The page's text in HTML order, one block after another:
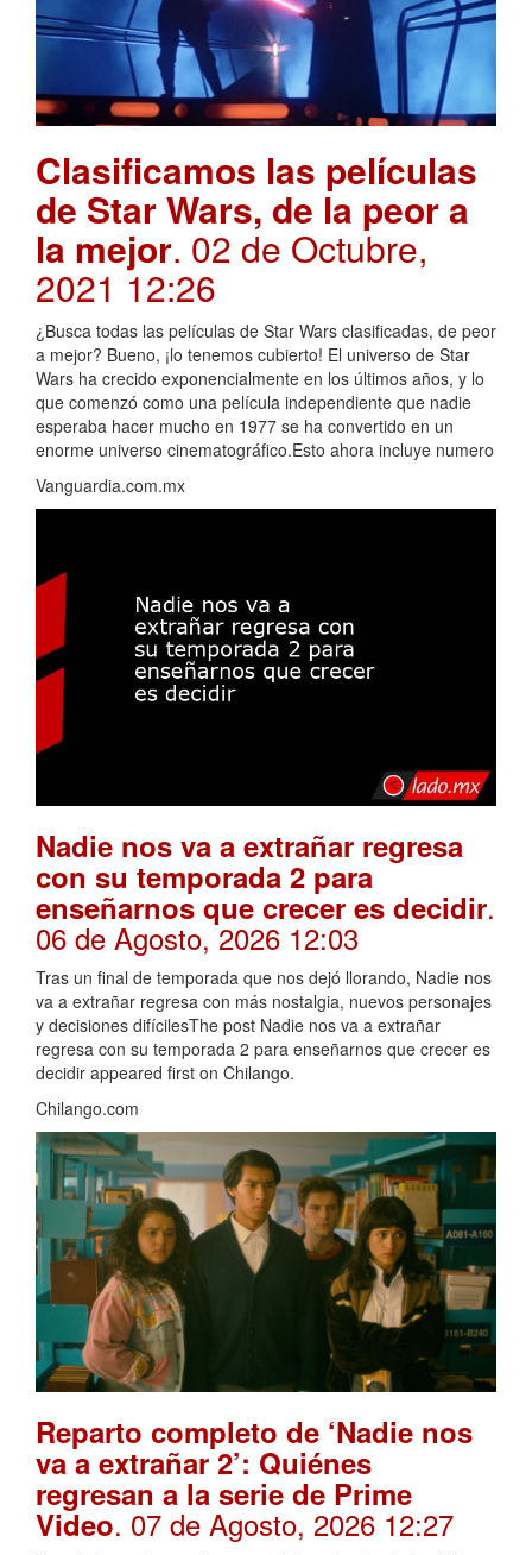
Clasificamos las películas
de Star Wars, de la peor a
la mejor. 02 de Octubre,
2021 12:26
¿Busca todas las películas de Star Wars clasificadas, de peor
a mejor? Bueno, ¡lo tenemos cubierto! El universo de Star
Wars ha crecido exponencialmente en los últimos años, y lo
que comenzó como una película independiente que nadie
esperaba hacer mucho en 1977 se ha convertido en un
enorme universo cinematográfico.Esto ahora incluye numero
Vanguardia.com.mx
Nadie nos va a extrañar regresa
con su temporada 2 para
enseñarnos que crecer es decidir.
06 de Agosto, 2026 12:03
Tras un final de temporada que nos dejó llorando, Nadie nos
va a extrañar regresa con más nostalgia, nuevos personajes
y decisiones difícilesThe post Nadie nos va a extrañar
regresa con su temporada 2 para enseñarnos que crecer es
decidir appeared first on Chilango.
Chilango.com
Reparto completo de ‘Nadie nos
va a extrañar 2’: Quiénes
regresan a la serie de Prime
Video. 07 de Agosto, 2026 12:27